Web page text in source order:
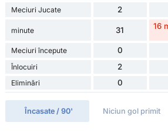
Meciuri Jucate 2
minute 31
16
Meciuri începute 0
Înlocuiri 2
Eliminări 0
Încasate / 90' Niciun gol primit